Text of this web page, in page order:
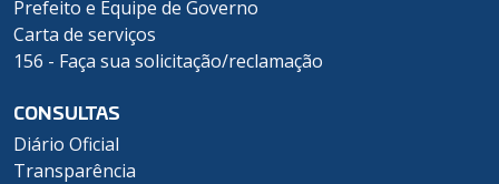
Prefeito e Equipe de Governo
Carta de serviços
156 - Faça sua solicitação/reclamação
CONSULTAS
Diário Oficial
Transparência